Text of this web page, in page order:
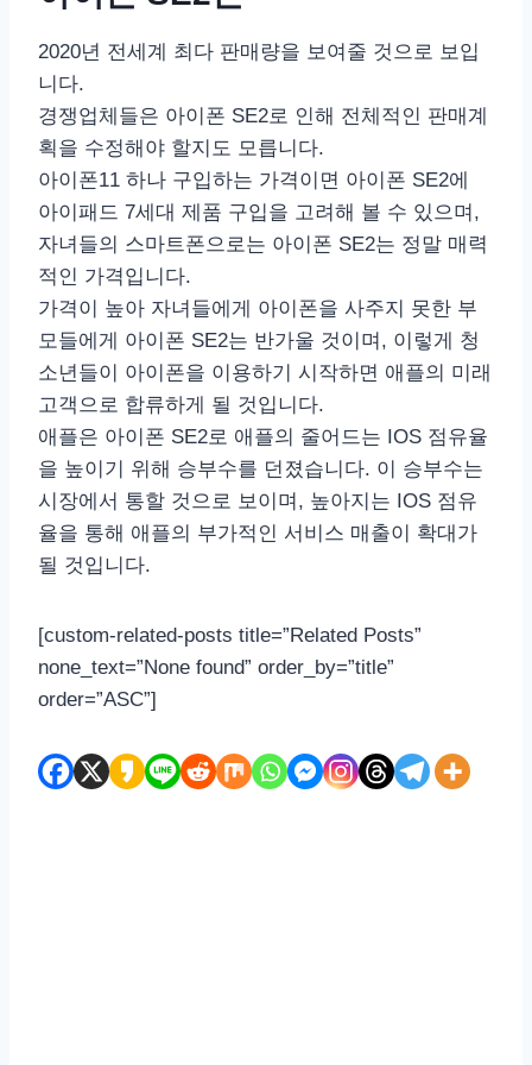
2020년 전세계 최다 판매량을 보여줄 것으로 보입
니다.
경쟁업체들은 아이폰 SE2로 인해 전체적인 판매계
획을 수정해야 할지도 모릅니다.
아이폰11 하나 구입하는 가격이면 아이폰 SE2에
아이패드 7세대 제품 구입을 고려해 볼 수 있으며,
자녀들의 스마트폰으로는 아이폰 SE2는 정말 매력
적인 가격입니다.
가격이 높아 자녀들에게 아이폰을 사주지 못한 부
모들에게 아이폰 SE2는 반가울 것이며, 이렇게 청
소년들이 아이폰을 이용하기 시작하면 애플의 미래
고객으로 합류하게 될 것입니다.
애플은 아이폰 SE2로 애플의 줄어드는 IOS 점유율
을 높이기 위해 승부수를 던졌습니다. 이 승부수는
시장에서 통할 것으로 보이며, 높아지는 IOS 점유
율을 통해 애플의 부가적인 서비스 매출이 확대가
될 것입니다.
[custom-related-posts title=”Related Posts”
none_text=”None found” order_by=”title”
order=”ASC”]